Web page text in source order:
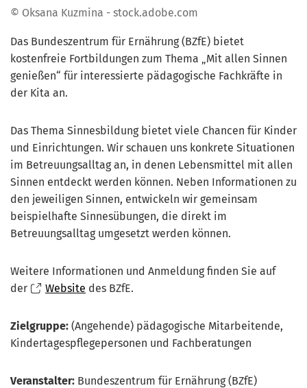
© Oksana Kuzmina - stock.adobe.com
Das Bundeszentrum für Ernährung (BZfE) bietet
kostenfreie Fortbildungen zum Thema „Mit allen Sinnen
genießen“ für interessierte pädagogische Fachkräfte in
der Kita an.
Das Thema Sinnesbildung bietet viele Chancen für Kinder
und Einrichtungen. Wir schauen uns konkrete Situationen
im Betreuungsalltag an, in denen Lebensmittel mit allen
Sinnen entdeckt werden können. Neben Informationen zu
den jeweiligen Sinnen, entwickeln wir gemeinsam
beispielhafte Sinnesübungen, die direkt im
Betreuungsalltag umgesetzt werden können.
Weitere Informationen und Anmeldung finden Sie auf
der
Website des BZfE.
Zielgruppe: (Angehende) pädagogische Mitarbeitende,
Kindertagespflegepersonen und Fachberatungen
Veranstalter: Bundeszentrum für Ernährung (BZfE)